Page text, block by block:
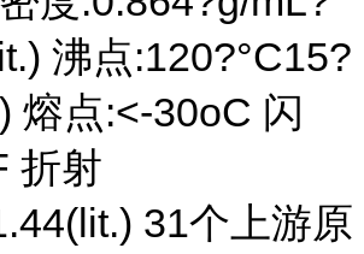
沸点:120?°C15?
熔点:<-30oC 闪
折射
31个上游原